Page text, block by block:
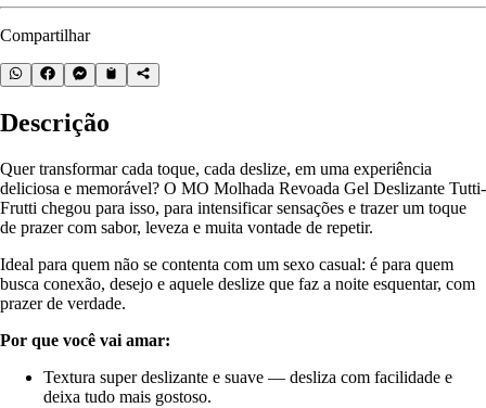
Compartilhar
Descrição
Quer transformar cada toque, cada deslize, em uma experiência
deliciosa e memorável? O MO Molhada Revoada Gel Deslizante Tutti-
Frutti chegou para isso, para intensificar sensações e trazer um toque
de prazer com sabor, leveza e muita vontade de repetir.
Ideal para quem não se contenta com um sexo casual: é para quem
busca conexão, desejo e aquele deslize que faz a noite esquentar, com
prazer de verdade.
Por que você vai amar:
Textura super deslizante e suave — desliza com facilidade e
deixa tudo mais gostoso.